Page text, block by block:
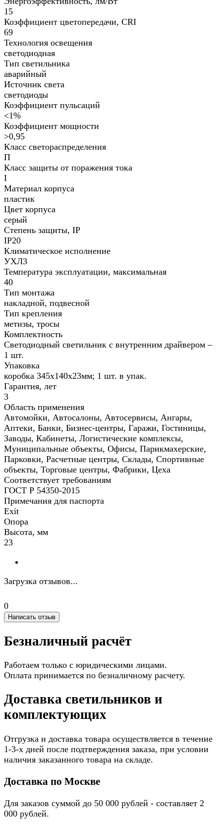
15
Коэффициент цветопередачи, CRI
69
Технология освещения
светодиодная
Тип светильника
аварийный
Источник света
светодиоды
Коэффициент пульсаций
<1%
Коэффициент мощности
>0,95
Класс светораспределения
П
Класс защиты от поражения тока
I
Материал корпуса
пластик
Цвет корпуса
серый
Степень защиты, IP
IP20
Климатическое исполнение
УХЛ3
Температура эксплуатации, максимальная
40
Тип монтажа
накладной, подвесной
Тип крепления
метизы, тросы
Комплектность
Светодиодный светильник с внутренним драйвером –
1 шт.
Упаковка
коробка 345х140х23мм; 1 шт. в упак.
Гарантия, лет
3
Область применения
Автомойки, Автосалоны, Автосервисы, Ангары,
Аптеки, Банки, Бизнес-центры, Гаражи, Гостиницы,
Заводы, Кабинеты, Логистические комплексы,
Муниципальные объекты, Офисы, Парикмахерские,
Парковки, Расчетные центры, Склады, Спортивные
объекты, Торговые центры, Фабрики, Цеха
Соответствует требованиям
ГОСТ Р 54350-2015
Примечания для паспорта
Exit
Опора
Высота, мм
23
Загрузка отзывов...
0
Написать отзыв
Безналичный расчёт
Работаем только с юридическими лицами.
Оплата принимается по безналичному расчету.
Доставка светильников и
комплектующих
Отгрузка и доставка товара осуществляется в течение
1-3-х дней после подтверждения заказа, при условии
наличия заказанного товара на складе.
Доставка по Москве
Для заказов суммой до 50 000 рублей - составляет 2
000 рублей.